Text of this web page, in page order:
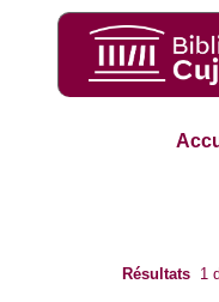
Résultats 1